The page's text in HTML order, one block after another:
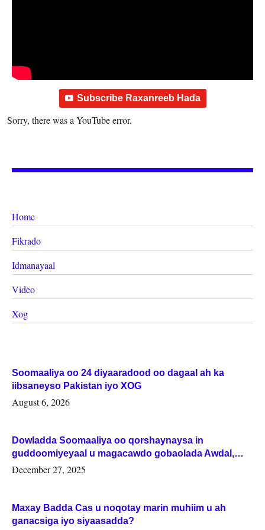
Subscribe Raxanreeb Hada
Sorry, there was a YouTube error.
Home
Fikrado
Idmanayaal
Video
Xog
Soomaaliya oo 24 diyaaradood oo dagaal ah ka
iibsaneyso Pakistan iyo XOG
August 6, 2026
Dowladda Soomaaliya oo qorshaynaysa in
guddoomiyeyaal u magacawdo gobaolada Awdal,
Woqooyi Galbeed iyo Togdheer.
December 27, 2025
Maxay Badda Cas u noqotay marin muhiim u ah
ganacsiga iyo siyaasadda?